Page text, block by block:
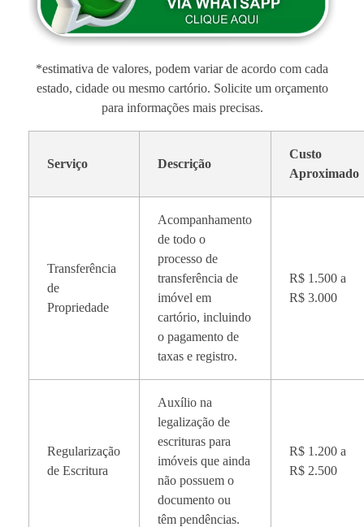
*estimativa de valores, podem variar de acordo com cada
estado, cidade ou mesmo cartório. Solicite um orçamento
para informações mais precisas.
Serviço Descrição
Custo
Aproximado
Transferência
de
Propriedade
Acompanhamento
de todo o
processo de
transferência de
imóvel em
cartório, incluindo
o pagamento de
taxas e registro.
R$ 1.500 a
R$ 3.000
Regularização
de Escritura
Auxílio na
legalização de
escrituras para
imóveis que ainda
não possuem o
documento ou
têm pendências.
R$ 1.200 a
R$ 2.500